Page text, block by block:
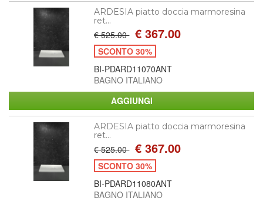
ARDESIA piatto doccia marmoresina
ret...
€ 525.00 € 367.00
SCONTO 30%
BI-PDARD11070ANT
BAGNO ITALIANO
ARDESIA piatto doccia marmoresina
ret...
€ 525.00 € 367.00
SCONTO 30%
BI-PDARD11080ANT
BAGNO ITALIANO